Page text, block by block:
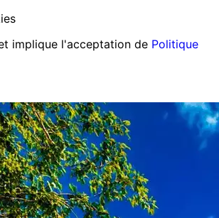
implique l'acceptation de Politique